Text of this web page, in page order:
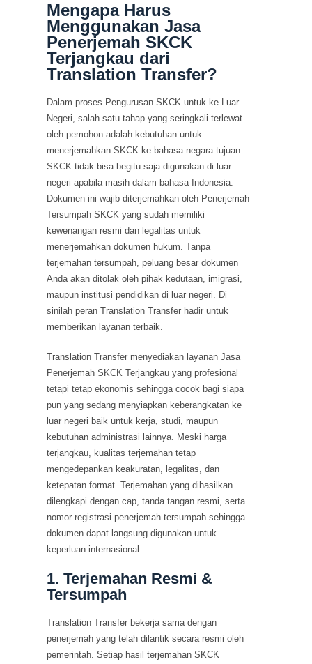
Mengapa Harus
Menggunakan Jasa
Penerjemah SKCK
Terjangkau dari
Translation Transfer?
Dalam proses Pengurusan SKCK untuk ke Luar
Negeri, salah satu tahap yang seringkali terlewat
oleh pemohon adalah kebutuhan untuk
menerjemahkan SKCK ke bahasa negara tujuan.
SKCK tidak bisa begitu saja digunakan di luar
negeri apabila masih dalam bahasa Indonesia.
Dokumen ini wajib diterjemahkan oleh Penerjemah
Tersumpah SKCK yang sudah memiliki
kewenangan resmi dan legalitas untuk
menerjemahkan dokumen hukum. Tanpa
terjemahan tersumpah, peluang besar dokumen
Anda akan ditolak oleh pihak kedutaan, imigrasi,
maupun institusi pendidikan di luar negeri. Di
sinilah peran Translation Transfer hadir untuk
memberikan layanan terbaik.
Translation Transfer menyediakan layanan Jasa
Penerjemah SKCK Terjangkau yang profesional
tetapi tetap ekonomis sehingga cocok bagi siapa
pun yang sedang menyiapkan keberangkatan ke
luar negeri baik untuk kerja, studi, maupun
kebutuhan administrasi lainnya. Meski harga
terjangkau, kualitas terjemahan tetap
mengedepankan keakuratan, legalitas, dan
ketepatan format. Terjemahan yang dihasilkan
dilengkapi dengan cap, tanda tangan resmi, serta
nomor registrasi penerjemah tersumpah sehingga
dokumen dapat langsung digunakan untuk
keperluan internasional.
1. Terjemahan Resmi &
Tersumpah
Translation Transfer bekerja sama dengan
penerjemah yang telah dilantik secara resmi oleh
pemerintah. Setiap hasil terjemahan SKCK